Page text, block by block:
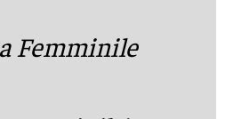
Femminile